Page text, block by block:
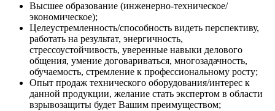
Высшее образование (инженерно-техническое/
экономическое);
Целеустремленность/способность видеть перспективу,
работать на результат, энергичность,
стрессоустойчивость, уверенные навыки делового
общения, умение договариваться, многозадачность,
обучаемость, стремление к профессиональному росту;
Опыт продаж технического оборудования/интерес к
данной продукции, желание стать экспертом в области
взрывозащиты будет Вашим преимуществом;